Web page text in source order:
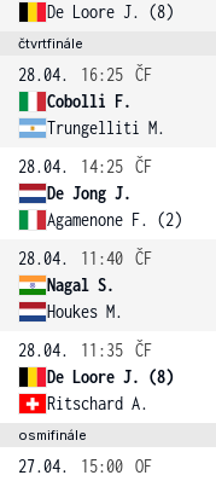
De Loore J. (8)
čtvrtfinále
28.04. 16:25 ČF
Cobolli F.
Trungelliti M.
28.04.
14:25 ČF
De Jong J.
Agamenone F. (2)
28.04.
11:40 ČF
Nagal S.
Houkes M.
28.04.
11:35 ČF
De Loore J. (8)
Ritschard A.
osmifinále
27.04. 15:00 OF